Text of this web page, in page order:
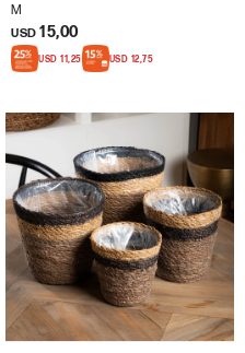
M
USD 15,00
USD 11,25 USD 12,75